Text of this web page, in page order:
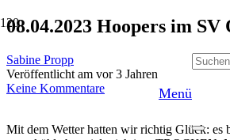
Menü
08.04.2023 Hoopers im
Sabine Propp
Veröffentlicht am vor 3 Jahren
Keine Kommentare
Mit dem Wetter hatten wir richtig Glück: es